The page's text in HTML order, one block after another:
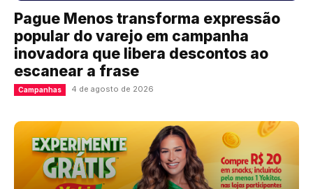
Pague Menos transforma expressão
popular do varejo em campanha
inovadora que libera descontos ao
escanear a frase
Campanhas 4 de agosto de 2026